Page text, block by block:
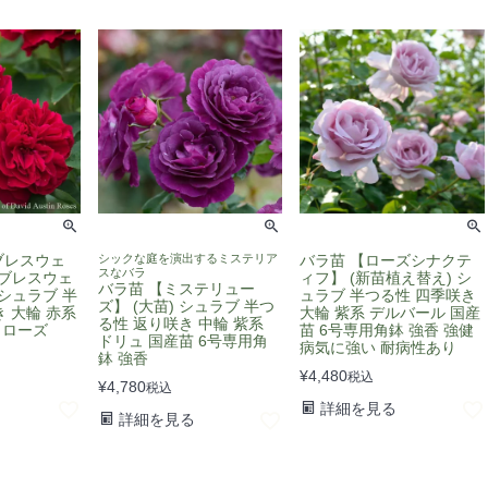
スウェ
レスウェ
ュラブ 半
大輪 赤系
ーズ
シックな庭を演出するミステリア
スなバラ
バラ苗 【ミステリュー
ズ】 (大苗) シュラブ 半つ
る性 返り咲き 中輪 紫系
ドリュ 国産苗 6号専用角
鉢 強香
¥4,780税込
詳細を見る
バラ苗 【ローズシナクテ
ィフ】 (新苗植え替え) シ
ュラブ 半つる性 四季咲き
大輪 紫系 デルバール 国産
苗 6号専用角鉢 強香 強健
病気に強い 耐病性あり
¥4,480税込
詳細を見る